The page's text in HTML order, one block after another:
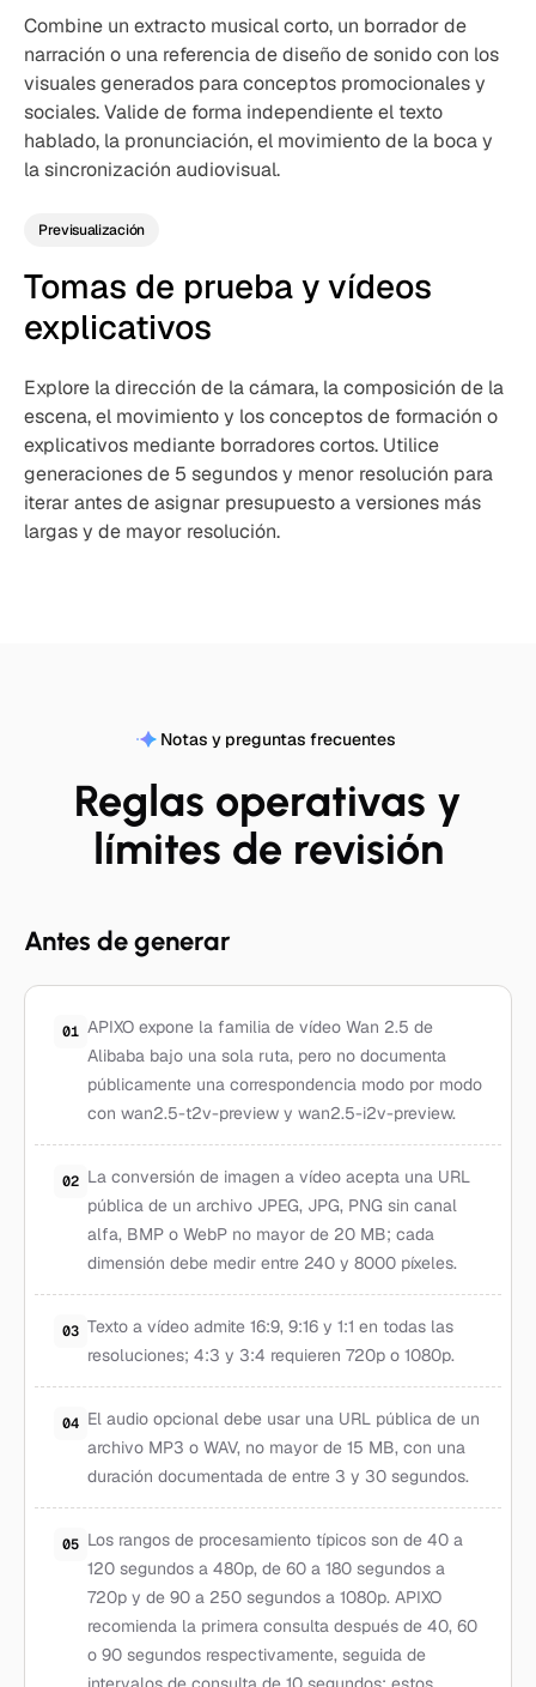
Combine un extracto musical corto, un borrador de
narración o una referencia de diseño de sonido con los
visuales generados para conceptos promocionales y
sociales. Valide de forma independiente el texto
hablado, la pronunciación, el movimiento de la boca y
la sincronización audiovisual.
Previsualización
Tomas de prueba y vídeos
explicativos
Explore la dirección de la cámara, la composición de la
escena, el movimiento y los conceptos de formación o
explicativos mediante borradores cortos. Utilice
generaciones de 5 segundos y menor resolución para
iterar antes de asignar presupuesto a versiones más
largas y de mayor resolución.
Notas y preguntas frecuentes
Reglas operativas y
límites de revisión
Antes de generar
01 APIXO expone la familia de vídeo Wan 2.5 de
Alibaba bajo una sola ruta, pero no documenta
públicamente una correspondencia modo por modo
con wan2.5-t2v-preview y wan2.5-i2v-preview.
02 La conversión de imagen a vídeo acepta una URL
pública de un archivo JPEG, JPG, PNG sin canal
alfa, BMP o WebP no mayor de 20 MB; cada
dimensión debe medir entre 240 y 8000 píxeles.
03 Texto a vídeo admite 16:9, 9:16 y 1:1 en todas las
resoluciones; 4:3 y 3:4 requieren 720p o 1080p.
04 El audio opcional debe usar una URL pública de un
archivo MP3 o WAV, no mayor de 15 MB, con una
duración documentada de entre 3 y 30 segundos.
05 Los rangos de procesamiento típicos son de 40 a
120 segundos a 480p, de 60 a 180 segundos a
720p y de 90 a 250 segundos a 1080p. APIXO
recomienda la primera consulta después de 40, 60
o 90 segundos respectivamente, seguida de